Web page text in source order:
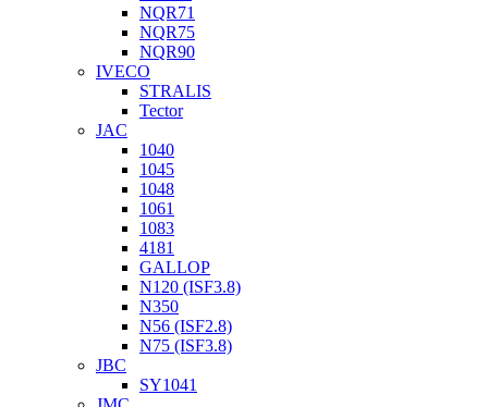
NQR71
NQR75
NQR90
IVECO
STRALIS
Tector
JAC
1040
1045
1048
1061
1083
4181
GALLOP
N120 (ISF3.8)
N350
N56 (ISF2.8)
N75 (ISF3.8)
JBC
SY1041